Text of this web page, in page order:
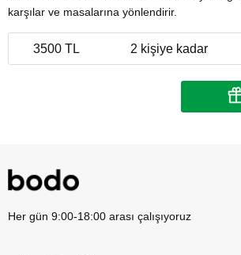
karşılar ve masalarına yönlendirir.
3500 TL 2 kişiye kadar
Her gün 9:00-18:00 arası çalışıyoruz